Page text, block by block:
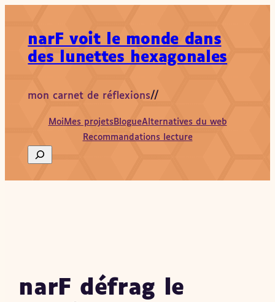
contenu
narF voit le monde dans
des lunettes hexagonales
mon carnet de réflexions//
MoiMes projetsBlogueAlternatives du web
Recommandations lecture
Search
narF défrag le